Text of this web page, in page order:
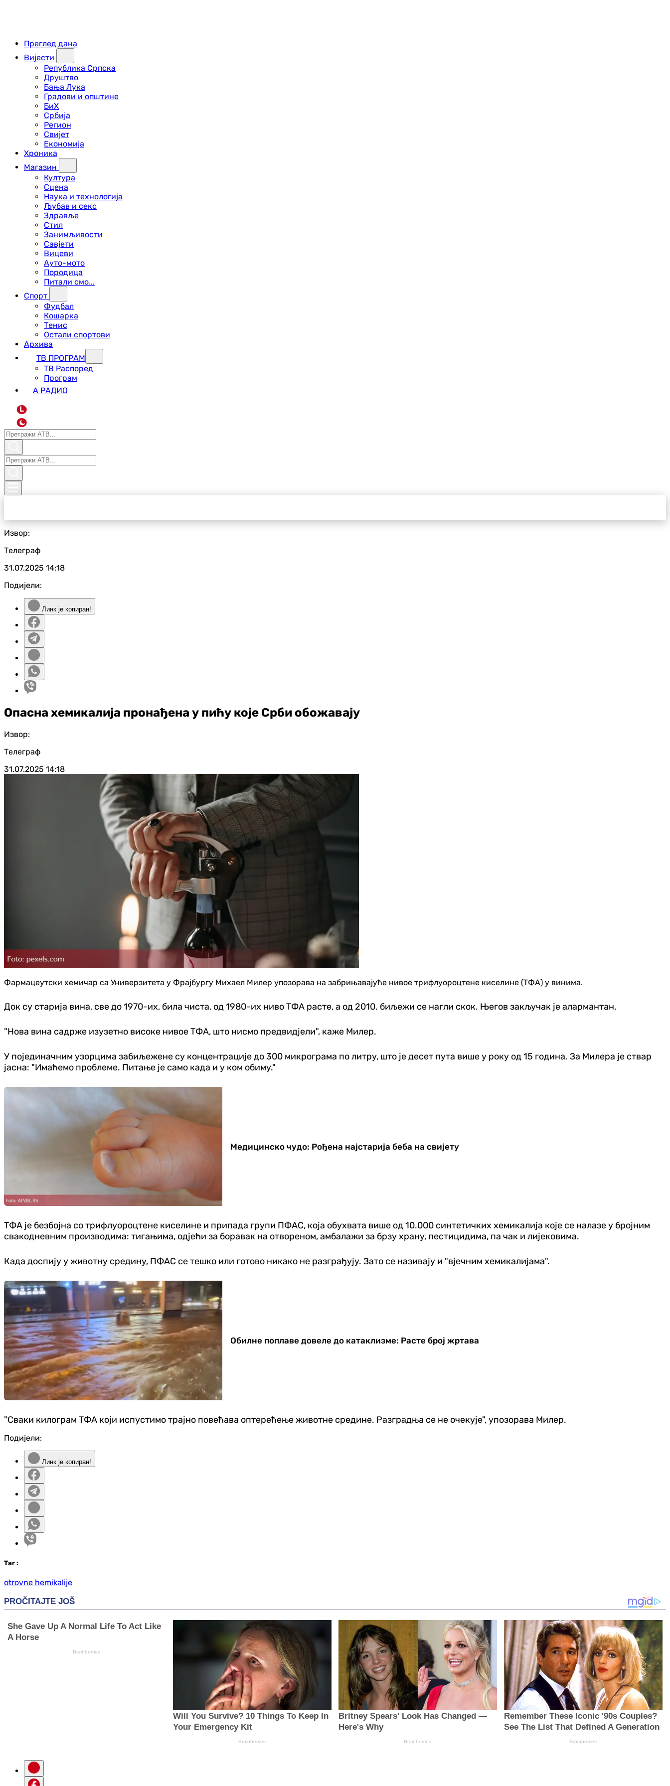
Преглед дана
Вијести
Република Српска
Друштво
Бања Лука
Градови и општине
БиХ
Србија
Регион
Свијет
Економија
Хроника
Магазин
Култура
Сцена
Наука и технологија
Љубав и секс
Здравље
Стил
Занимљивости
Савјети
Вицеви
Ауто-мото
Породица
Питали смо...
Спорт
Фудбал
Кошарка
Тенис
Остали спортови
Архива
ТВ ПРОГРАМ
ТВ Распоред
Програм
А РАДИО
L
Извор:
Телеграф
31.07.2025 14:18
Подијели:
Линк је копиран!
Опасна хемикалија пронађена у пићу које Срби обожавају
Извор:
Телеграф
31.07.2025 14:18
Фармацеутски хемичар са Универзитета у Фрајбургу Михаел Милер упозорава на забрињавајуће нивое трифлуороцтене киселине (ТФА) у винима.
Док су старија вина, све до 1970-их, била чиста, од 1980-их ниво ТФА расте, а од 2010. биљежи се нагли скок. Његов закључак је алармантан.
"Нова вина садрже изузетно високе нивое ТФА, што нисмо предвидјели", каже Милер.
У појединачним узорцима забиљежене су концентрације до 300 микрограма по литру, што је десет пута више у року од 15 година. За Милера је ствар
јасна: "Имаћемо проблеме. Питање је само када и у ком обиму."
Медицинско чудо: Рођена најстарија беба на свијету
ТФА је безбојна со трифлуороцтене киселине и припада групи ПФАС, која обухвата више од 10.000 синтетичких хемикалија које се налазе у бројним
свакодневним производима: тигањима, одјећи за боравак на отвореном, амбалажи за брзу храну, пестицидима, па чак и лијековима.
Када доспију у животну средину, ПФАС се тешко или готово никако не разграђују. Зато се називају и "вјечним хемикалијама".
Обилне поплаве довеле до катаклизме: Расте број жртава
"Сваки килограм ТФА који испустимо трајно повећава оптерећење животне средине. Разградња се не очекује", упозорава Милер.
Подијели:
Линк је копиран!
Таг :
otrovne hemikalije